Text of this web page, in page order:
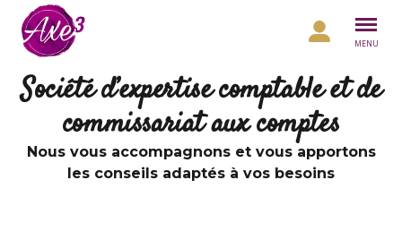
Aller au contenu
MENU
Société d’expertise comptable et de
commissariat aux comptes
Nous vous accompagnons et vous apportons
les conseils adaptés à vos besoins